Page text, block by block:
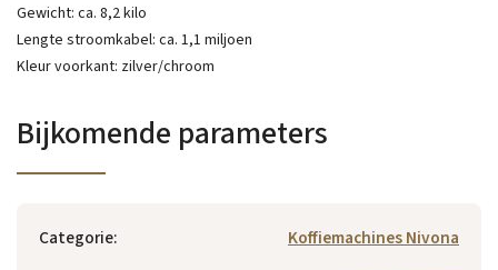
Gewicht: ca. 8,2 kilo
Lengte stroomkabel: ca. 1,1 miljoen
Kleur voorkant: zilver/chroom
Bijkomende parameters
Categorie:
Koffiemachines Nivona